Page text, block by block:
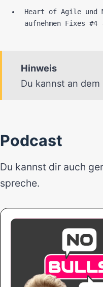
Heart of Agile und
aufnehmen Fixes
Hinweis
Du kannst an
Podcast
Du kannst dir auch
spreche.